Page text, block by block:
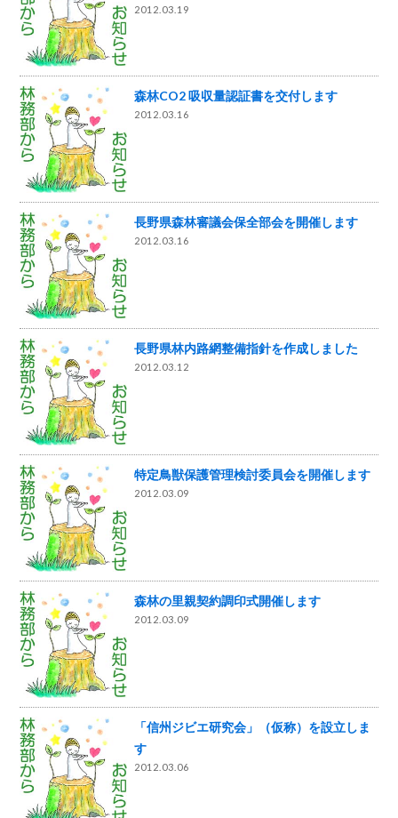
2012.03.19
森林CO2 吸収量認証書を交付します
2012.03.16
長野県森林審議会保全部会を開催します
2012.03.16
長野県林内路網整備指針を作成しました
2012.03.12
特定鳥獣保護管理検討委員会を開催します
2012.03.09
森林の里親契約調印式開催します
2012.03.09
「信州ジビエ研究会」（仮称）を設立しま
す
2012.03.06